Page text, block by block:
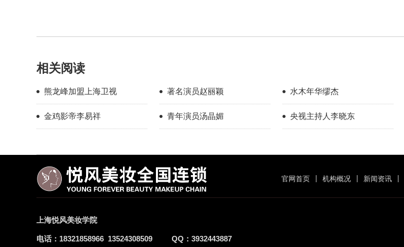
相关阅读
熊龙峰加盟上海卫视 著名演员赵丽颖 水木年华缪杰
金鸡影帝李易祥 青年演员汤晶媚 央视主持人李晓东
官网首页 机构概况 新闻资讯
上海悦风美妆学院
电话： 18321858966 13524308509 QQ： 3932443887